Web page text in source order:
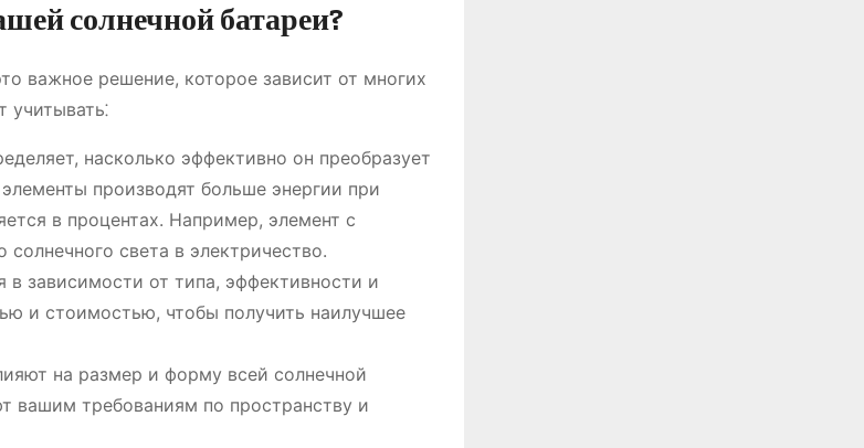
солнечной батареи?
важное решение, которое зависит от многих
насколько эффективно он преобразует
производят больше энергии при
в процентах. Например, элемент с
света в электричество.
зависимости от типа, эффективности и
и стоимостью, чтобы получить наилучшее
на размер и форму всей солнечной
вашим требованиям по пространству и